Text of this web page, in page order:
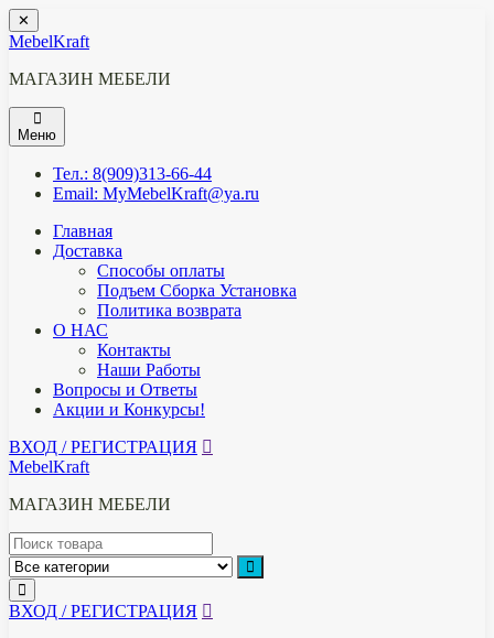
Перейти
к
✕
MebelKraft
МАГАЗИН МЕБЕЛИ
Меню
Тел.: 8(909)313-66-44
Email: MyMebelKraft@ya.ru
Главная
Доставка
Способы оплаты
Подъем Сборка Установка
Политика возврата
О НАС
Контакты
Наши Работы
Вопросы и Ответы
Акции и Конкурсы!
ВХОД / РЕГИСТРАЦИЯ
MebelKraft
МАГАЗИН МЕБЕЛИ
ВХОД / РЕГИСТРАЦИЯ